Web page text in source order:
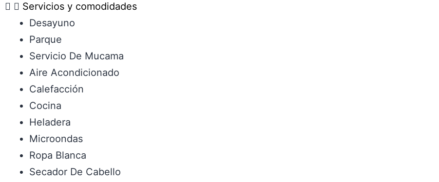
Servicios y comodidades
Desayuno
Parque
Servicio De Mucama
Aire Acondicionado
Calefacción
Cocina
Heladera
Microondas
Ropa Blanca
Secador De Cabello